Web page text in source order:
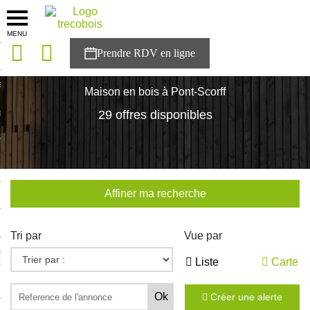
MENU
solutions
Trecobois
à NESTOR
Maison en bois à Pont-Scorff
29 offres disponibles
Affiner ma recherche
Tri par Vue par
Liste Carte
Créer une alerte